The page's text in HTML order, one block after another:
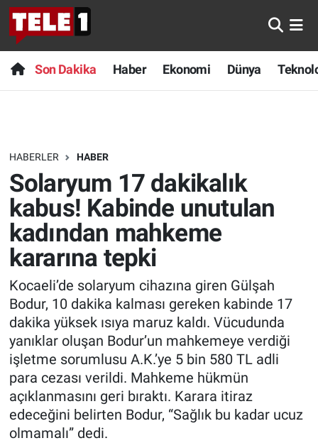
Son Dakika Haber Ekonomi Dünya
HABERLER HABER
Solaryum 17 dakikalık
kabus! Kabinde unutulan
kadından mahkeme
kararına tepki
Kocaeli’de solaryum cihazına giren Gülşah
Bodur, 10 dakika kalması gereken kabinde 17
dakika yüksek ısıya maruz kaldı. Vücudunda
yanıklar oluşan Bodur’un mahkemeye verdiği
işletme sorumlusu A.K.’ye 5 bin 580 TL adli
para cezası verildi. Mahkeme hükmün
açıklanmasını geri bıraktı. Karara itiraz
edeceğini belirten Bodur, “Sağlık bu kadar ucuz
olmamalı” dedi.
Anında Manşet
Başka Sohbetler
Bilim turu
Bilim ve Teknoloji Evreni
Doğa Konuşuyor
Dünya
Ege Saati
Ege'den Esintiler
Eğitim
Eğlence
Son Dakika
Haber
Dünya
Teknoloji
Sağlık
Spor
Yayın Akışı
İletişim
Nöbetçi Eczaneler
Hava Durumu
Trafik Durumu
Süper Lig Puan Durumu ve Fikstür
Tüm Manşetler
Son Dakika Haberleri
Haber Arşivi